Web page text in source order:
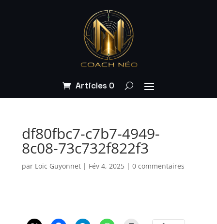
Articles 0
df80fbc7-c7b7-4949-
8c08-73c732f822f3
par Loic Guyonnet| Fév 4, 2025| 0 commentaires